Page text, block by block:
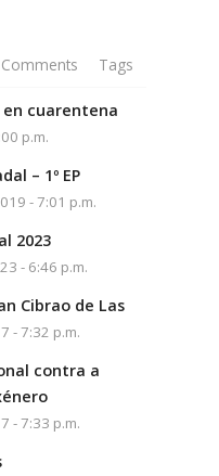
Comments Tags
cuarentena
p.m.
– 1º EP
- 7:01 p.m.
2023
- 6:46 p.m.
Cibrao de Las
- 7:32 p.m.
contra a
- 7:33 p.m.